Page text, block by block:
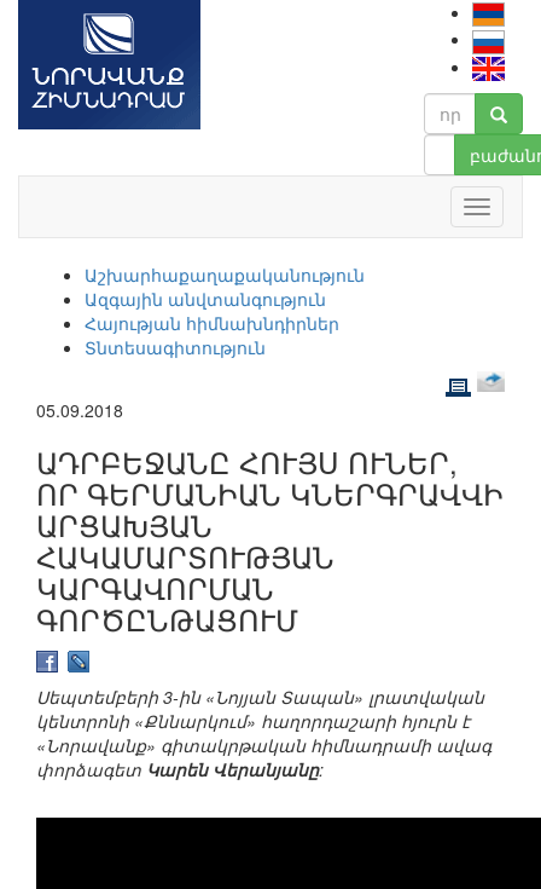
Աշխարհաքաղաքականություն
Ազգային անվտանգություն
Հայության հիմնախնդիրներ
Տնտեսագիտություն
05.09.2018
ԱԴՐԲԵՋԱՆԸ ՀՈՒՅՍ ՈՒՆԵՐ,
ՈՐ ԳԵՐՄԱՆԻԱՆ ԿՆԵՐԳՐԱՎՎԻ
ԱՐՑԱԽՅԱՆ
ՀԱԿԱՄԱՐՏՈՒԹՅԱՆ
ԿԱՐԳԱՎՈՐՄԱՆ
ԳՈՐԾԸՆԹԱՑՈՒՄ
Սեպտեմբերի 3-ին «Նոյյան Տապան» լրատվական
կենտրոնի «Քննարկում» հաղորդաշարի հյուրն է
«Նորավանք» գիտակրթական հիմնադրամի ավագ
փորձագետ Կարեն Վերանյանը: